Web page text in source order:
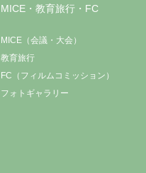
MICE・教育旅行・FC
MICE（会議・大会）
教育旅行
FC（フィルムコミッション）
フォトギャラリー